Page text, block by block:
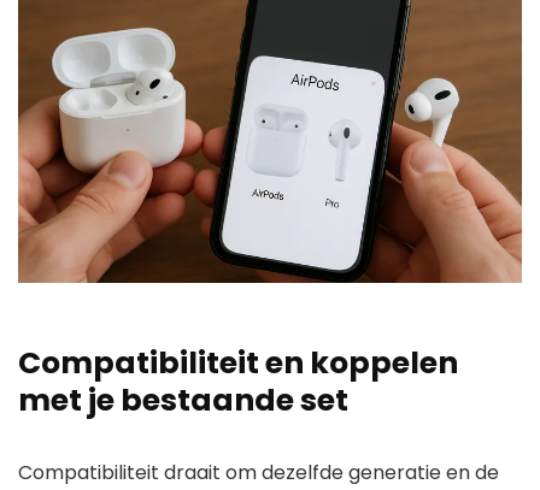
Compatibiliteit en koppelen
met je bestaande set
Compatibiliteit draait om dezelfde generatie en de